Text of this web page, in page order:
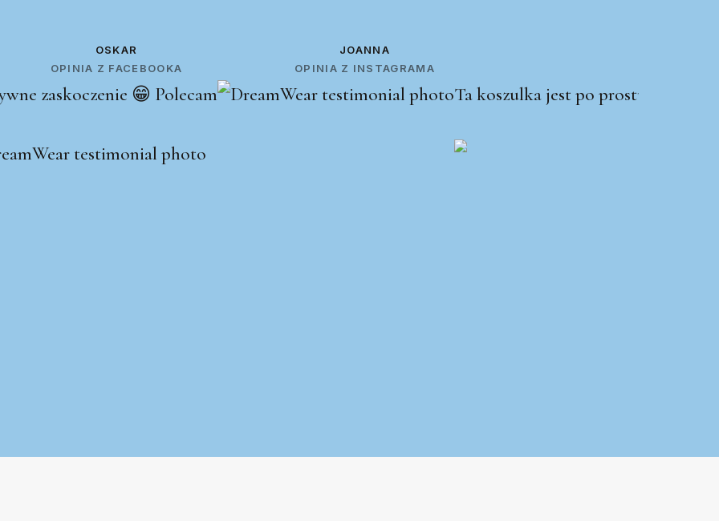
OSKAR
OPINIA Z FACEBOOKA
zaskoczenie 😁 Polecam
JOANNA
OPINIA Z INSTAGRAMA
Ta koszulka jest po prostu